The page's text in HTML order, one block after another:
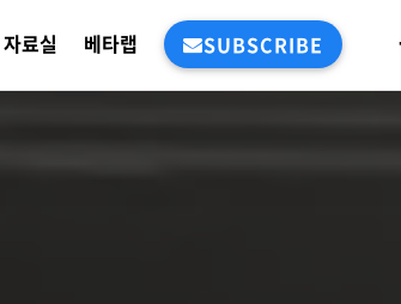
자료실 베타랩 SUBSCRIBE